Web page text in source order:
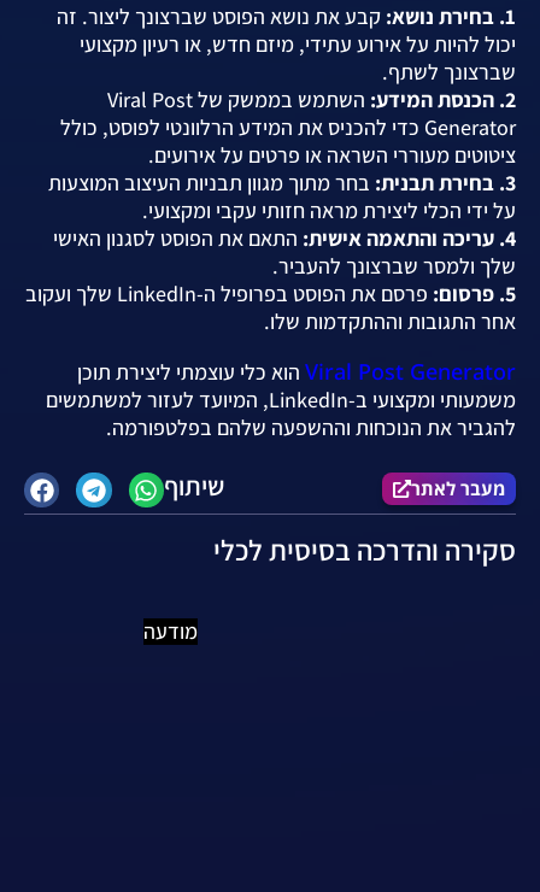
1. בחירת נושא:
קבע את נושא הפוסט שברצונך ליצור. זה
יכול להיות על אירוע עתידי, מיזם חדש, או רעיון מקצועי
שברצונך לשתף.
2. הכנסת המידע:
השתמש בממשק של Viral Post
Generator כדי להכניס את המידע הרלוונטי לפוסט, כולל
ציטוטים מעוררי השראה או פרטים על אירועים.
3. בחירת תבנית:
בחר מתוך מגוון תבניות העיצוב המוצעות
על ידי הכלי ליצירת מראה חזותי עקבי ומקצועי.
4. עריכה והתאמה אישית:
התאם את הפוסט לסגנון האישי
שלך ולמסר שברצונך להעביר.
5. פרסום:
פרסם את הפוסט בפרופיל ה-LinkedIn שלך ועקוב
אחר התגובות וההתקדמות שלו.
Viral Post Generator הוא כלי עוצמתי ליצירת תוכן
משמעותי ומקצועי ב-LinkedIn, המיועד לעזור למשתמשים
להגביר את הנוכחות וההשפעה שלהם בפלטפורמה.
מעבר לאתר שיתוף
סקירה והדרכה בסיסית לכלי
מודעה